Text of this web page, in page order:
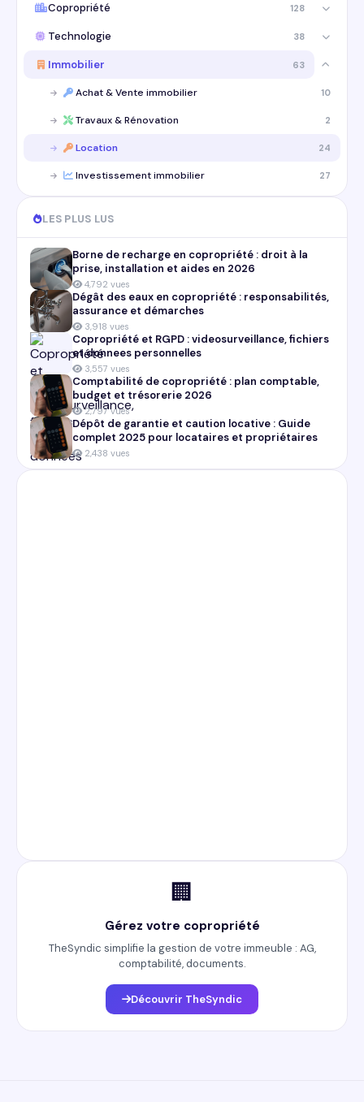
Copropriété 128
Technologie 38
Immobilier 63
Achat & Vente immobilier 10
Travaux & Rénovation 2
Location 24
Investissement immobilier 27
LES PLUS LUS
Borne de recharge en copropriété : droit à la
prise, installation et aides en 2026
4,792 vues
Dégât des eaux en copropriété : responsabilités,
assurance et démarches
3,918 vues
Copropriété et RGPD : videosurveillance, fichiers
et donnees personnelles
3,557 vues
Comptabilité de copropriété : plan comptable,
budget et trésorerie 2026
2,797 vues
Dépôt de garantie et caution locative : Guide
complet 2025 pour locataires et propriétaires
2,438 vues
🏢
Gérez votre copropriété
TheSyndic simplifie la gestion de votre immeuble : AG,
comptabilité, documents.
Découvrir TheSyndic